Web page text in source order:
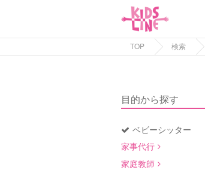
TOP 検索
目的から探す
ベビーシッター
家事代行
家庭教師